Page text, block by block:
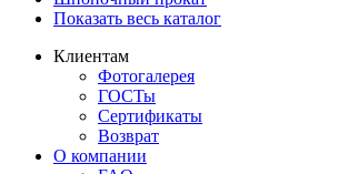
Показать весь каталог
Клиентам
Фотогалерея
ГОСТы
Сертификаты
Возврат
О компании